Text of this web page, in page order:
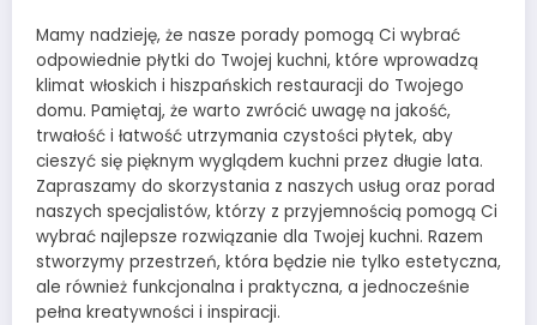
Mamy nadzieję, że nasze porady pomogą Ci wybrać
odpowiednie płytki do Twojej kuchni, które wprowadzą
klimat włoskich i hiszpańskich restauracji do Twojego
domu. Pamiętaj, że warto zwrócić uwagę na jakość,
trwałość i łatwość utrzymania czystości płytek, aby
cieszyć się pięknym wyglądem kuchni przez długie lata.
Zapraszamy do skorzystania z naszych usług oraz porad
naszych specjalistów, którzy z przyjemnością pomogą Ci
wybrać najlepsze rozwiązanie dla Twojej kuchni. Razem
stworzymy przestrzeń, która będzie nie tylko estetyczna,
ale również funkcjonalna i praktyczna, a jednocześnie
pełna kreatywności i inspiracji.